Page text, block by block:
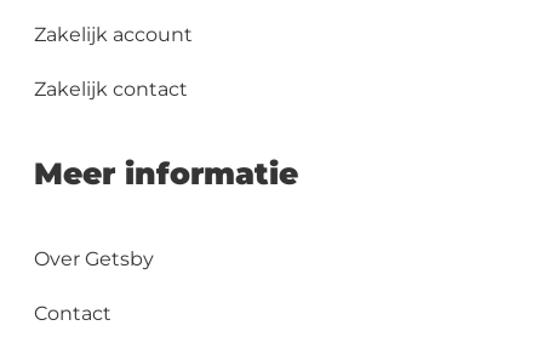
Zakelijk account
Zakelijk contact
Meer informatie
Over Getsby
Contact